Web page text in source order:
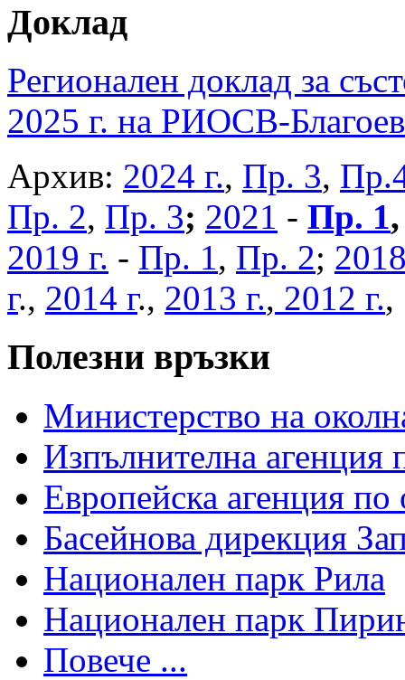
Доклад
Регионален доклад за
2025 г. на РИОСВ-
Архив: 2024 г., Пр. 3,
Пр. 2, Пр. 3; 2021 - Пр. 1
2019 г. - Пр. 1, Пр. 2;
г., 2014 г., 2013 г., 2012 г.
Полезни връзки
Министерство на
Изпълнителна агенция
Европейска агенция по
Басейнова дирекция
Национален парк Рила
Национален парк
Повече ...